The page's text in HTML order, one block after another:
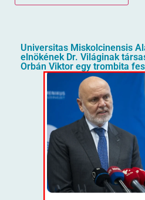
Universitas Miskolcinensis
elnökének Dr. Világinak
Orbán Viktor egy trombita